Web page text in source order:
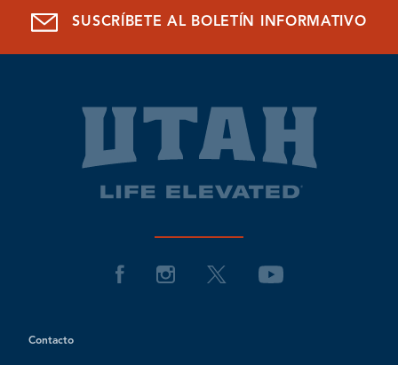
SUSCRÍBETE AL BOLETÍN INFORMATIVO
Contacto